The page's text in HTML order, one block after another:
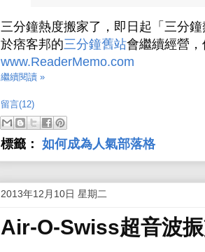
三分鐘熱度搬家了，即日起「三分
於痞客邦的三分鐘舊站會繼續經營
www.ReaderMemo.com
繼續閱讀 »
留言(12)
標籤： 如何成為人氣部落格
2013年12月10日 星期二
Air-O-Swiss超音波